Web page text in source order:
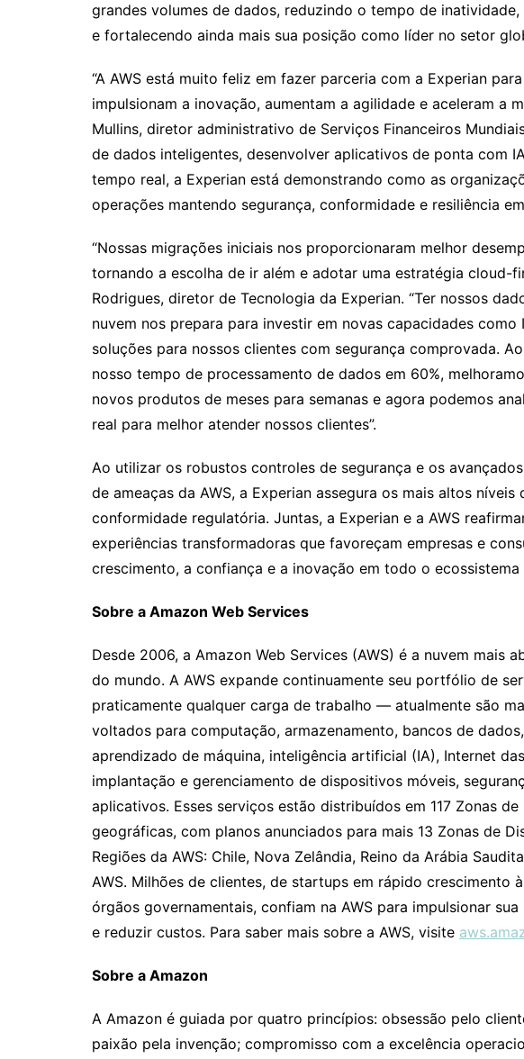
grandes volumes de dados, reduzindo o tempo de
e fortalecendo ainda mais sua posição como líder no setor
“A AWS está muito feliz em fazer parceria com a Experian
impulsionam a inovação, aumentam a agilidade e aceleram a
Mullins, diretor administrativo de Serviços Financeiros
de dados inteligentes, desenvolver aplicativos de ponta com
tempo real, a Experian está demonstrando como as
operações mantendo segurança, conformidade e resiliência em
“Nossas migrações iniciais nos proporcionaram melhor
tornando a escolha de ir além e adotar uma estratégia cloud-
Rodrigues, diretor de Tecnologia da Experian. “Ter nossos
nuvem nos prepara para investir em novas capacidades
soluções para nossos clientes com segurança comprovada.
nosso tempo de processamento de dados em 60%,
novos produtos de meses para semanas e agora podemos
real para melhor atender nossos clientes”.
Ao utilizar os robustos controles de segurança e os
de ameaças da AWS, a Experian assegura os mais altos
conformidade regulatória. Juntas, a Experian e a AWS
experiências transformadoras que favoreçam empresas e
crescimento, a confiança e a inovação em todo o ecossistema
Sobre a Amazon Web Services
Desde 2006, a Amazon Web Services (AWS) é a nuvem mais
do mundo. A AWS expande continuamente seu portfólio de
praticamente qualquer carga de trabalho — atualmente são
voltados para computação, armazenamento, bancos de
aprendizado de máquina, inteligência artificial (IA), Internet
implantação e gerenciamento de dispositivos móveis,
aplicativos. Esses serviços estão distribuídos em 117 Zonas
geográficas, com planos anunciados para mais 13 Zonas de
Regiões da AWS: Chile, Nova Zelândia, Reino da Arábia
AWS. Milhões de clientes, de startups em rápido crescimento
órgãos governamentais, confiam na AWS para impulsionar
e reduzir custos. Para saber mais sobre a AWS, visite
Sobre a Amazon
A Amazon é guiada por quatro princípios: obsessão pelo
paixão pela invenção; compromisso com a excelência